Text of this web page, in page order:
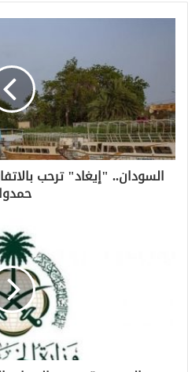
السودان.. "إيغاد" ترحب